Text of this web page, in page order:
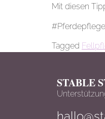
Mit diesen
Tagged
STABLE